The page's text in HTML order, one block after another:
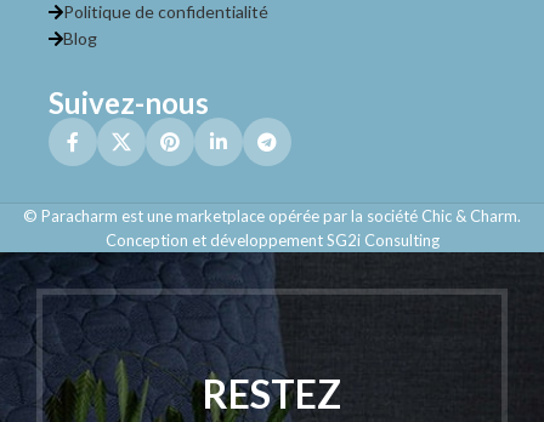
Politique de confidentialité
Blog
Suivez-nous
© Paracharm est une marketplace opérée par la société Chic & Charm.
Conception et développement SG2i Consulting
RESTEZ